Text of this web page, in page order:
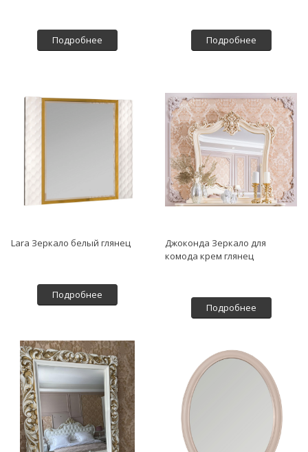
Подробнее Подробнее
Lara Зеркало белый глянец
Подробнее
Джоконда Зеркало для
комода крем глянец
Подробнее